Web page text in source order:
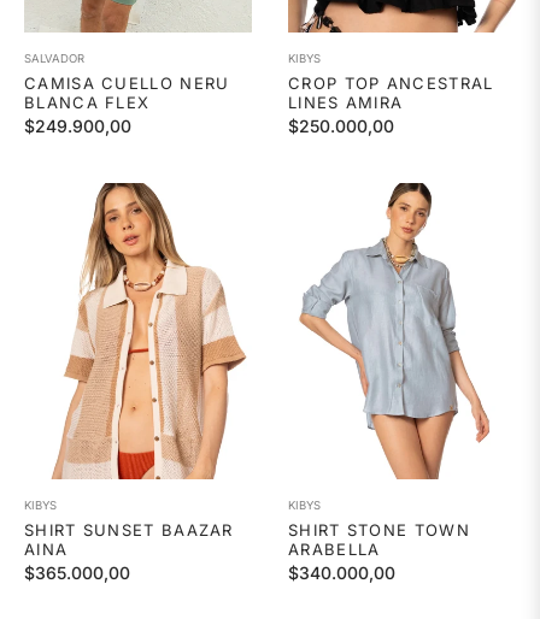
SALVADOR
CAMISA CUELLO NERU
BLANCA FLEX
Precio
$249.900,00
KIBYS
CROP TOP ANCESTRAL
LINES AMIRA
Precio
$250.000,00
KIBYS
SHIRT SUNSET BAAZAR
AINA
Precio
$365.000,00
KIBYS
SHIRT STONE TOWN
ARABELLA
Precio
$340.000,00